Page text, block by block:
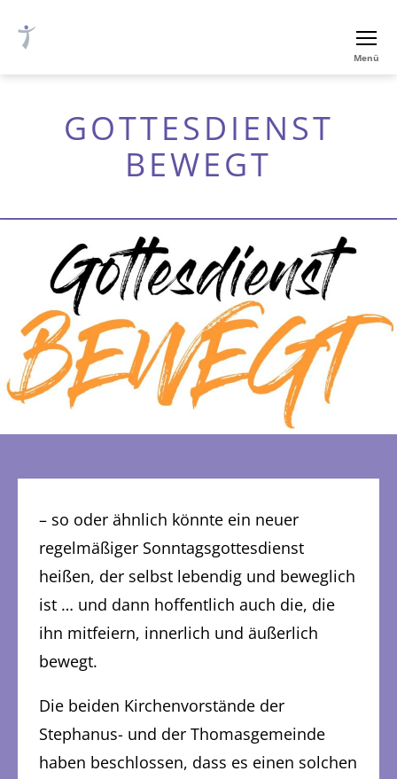
luth.
Nürnberg
Menü
GOTTESDIENST
BEWEGT
– so oder ähnlich könnte ein neuer
regelmäßiger Sonntagsgottesdienst
heißen, der selbst lebendig und beweglich
ist … und dann hoffentlich auch die, die
ihn mitfeiern, innerlich und äußerlich
bewegt.
Die beiden Kirchenvorstände der
Stephanus- und der Thomasgemeinde
haben beschlossen, dass es einen solchen